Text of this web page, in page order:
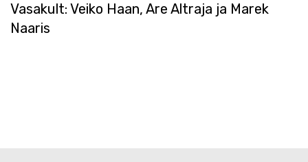
Vasakult: Veiko Haan, Are Altraja ja Marek
Naaris